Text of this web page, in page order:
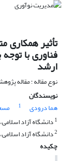
تأثیر همکاری
فناوری با
ارشد
نوع مقاله : مقاله
نویسندگان
هما درودی
1
1دانشگاه آزاد
2دانشگاه آزاد
چکیده